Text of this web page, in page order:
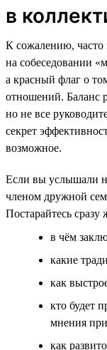
в
К сожалению, часто
на собеседовании
а красный флаг о
отношений. Баланс
но не все
секрет
возможное.
Если вы услышали
членом дружной
Постарайтесь сразу
в чём
какие
как
кто будет
мнения
как